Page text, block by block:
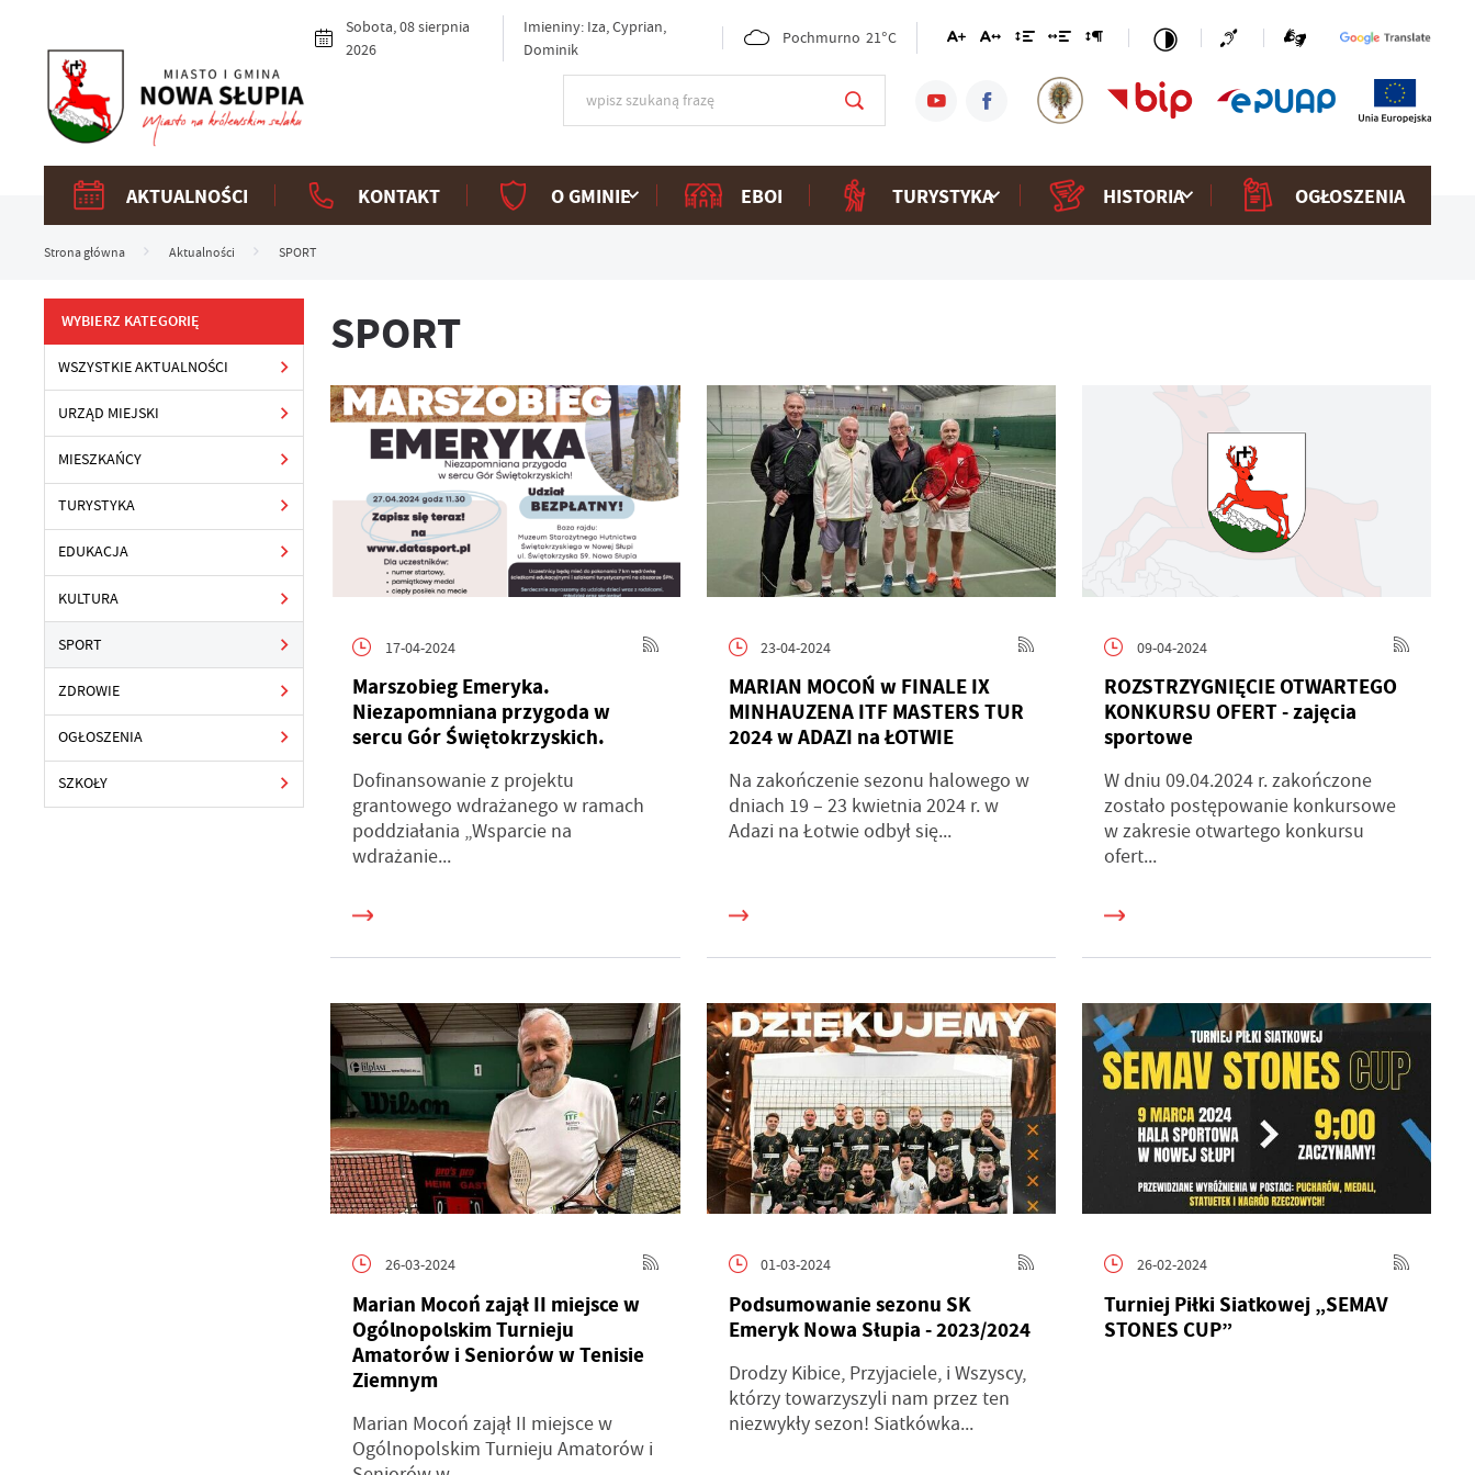
Sobota, 08 sierpnia
2026
Imieniny: Iza, Cyprian,
Dominik
Pochmurno 21°C
AKTUALNOŚCI KONTAKT O GMINIE EBOI TURYSTYKA HISTORIA OGŁOSZENIA
Strona główna Aktualności SPORT
WYBIERZ KATEGORIĘ
WSZYSTKIE AKTUALNOŚCI
URZĄD MIEJSKI
MIESZKAŃCY
TURYSTYKA
EDUKACJA
KULTURA
SPORT
ZDROWIE
OGŁOSZENIA
SZKOŁY
SPORT
17-04-2024
Marszobieg Emeryka.
Niezapomniana przygoda w
sercu Gór Świętokrzyskich.
Dofinansowanie z projektu
grantowego wdrażanego w ramach
poddziałania „Wsparcie na
wdrażanie...
23-04-2024
MARIAN MOCOŃ w FINALE IX
MINHAUZENA ITF MASTERS TUR
2024 w ADAZI na ŁOTWIE
Na zakończenie sezonu halowego w
dniach 19 – 23 kwietnia 2024 r. w
Adazi na Łotwie odbył się...
09-04-2024
ROZSTRZYGNIĘCIE OTWARTEGO
KONKURSU OFERT - zajęcia
sportowe
W dniu 09.04.2024 r. zakończone
zostało postępowanie konkursowe
w zakresie otwartego konkursu
ofert...
26-03-2024
Marian Mocoń zajął II miejsce w
Ogólnopolskim Turnieju
Amatorów i Seniorów w Tenisie
Ziemnym
Marian Mocoń zajął II miejsce w
Ogólnopolskim Turnieju Amatorów i
01-03-2024
Podsumowanie sezonu SK
Emeryk Nowa Słupia - 2023/2024
Drodzy Kibice, Przyjaciele, i Wszyscy,
którzy towarzyszyli nam przez ten
niezwykły sezon! Siatkówka...
26-02-2024
Turniej Piłki Siatkowej „SEMAV
STONES CUP”